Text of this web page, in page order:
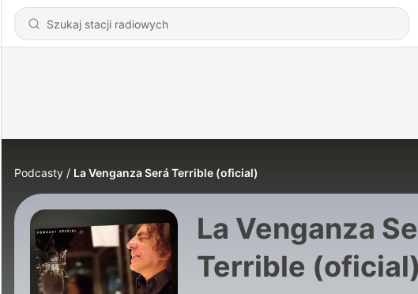
Podcasty La Venganza Será Terrible (oficial)
La Venganza
Terrible (oficial)